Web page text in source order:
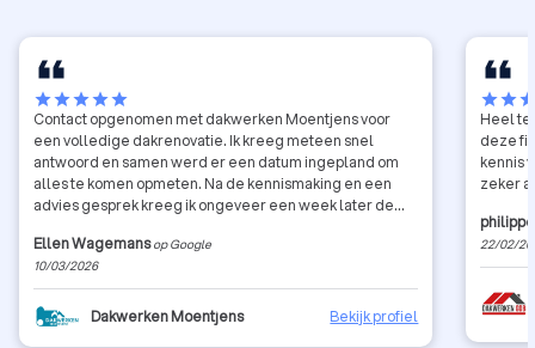
starstarstarstarstar
Contact opgenomen met dakwerken Moentjens voor
een volledige dakrenovatie. Ik kreeg meteen snel
antwoord en samen werd er een datum ingepland om
alles te komen opmeten. Na de kennismaking en een
advies gesprek kreeg ik ongeveer een week later de
zorgvuldig uitgevoerd, alles verliep vlot en het was een
aangenaam team. Ik ben zeer tevreden over dit bedrijf.
Ellen Wagemans op Google
10/03/2026
Dakwerken Moentjens Bekijk profiel
starstar
Heel
deze
kennis
22/02/